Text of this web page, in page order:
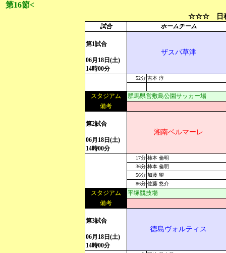
第16節<
☆☆☆ 日
試合 ホームチーム
第1試合
06月18日(土)
14時00分
ザスパ草津
52分 吉本 淳
スタジアム
群馬県営敷島公園サッカー場
備考
第2試合
06月18日(土)
14時00分
湘南ベルマーレ
17分 柿本 倫明
36分 柿本 倫明
56分 加藤 望
86分 佐藤 悠介
スタジアム
平塚競技場
備考
第3試合
06月18日(土)
14時00分
徳島ヴォルティス